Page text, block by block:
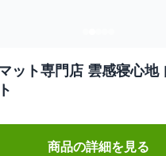
ット専門店 雲感寝心地
商品の詳細を見る